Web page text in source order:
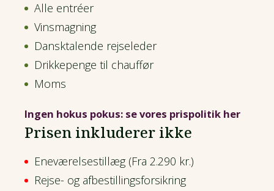
Alle entréer
Vinsmagning
Dansktalende rejseleder
Drikkepenge til chauffør
Moms
Ingen hokus pokus: se vores prispolitik her
Prisen inkluderer ikke
Eneværelsestillæg (Fra 2.290 kr.)
Rejse- og afbestillingsforsikring